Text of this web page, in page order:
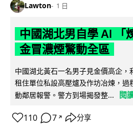
Lawton 1 日
中國湖北男自學 AI 「
金冒濃煙驚動全區
中國湖北黃石一名男子見金價高企
租住單位私設高壓爐及作坊冶煉，過
動鄰居報警。警方到場揭發整...
閱
110 7 ↗ 分享